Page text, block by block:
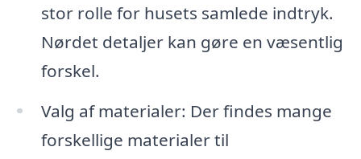
stor rolle for husets samlede indtryk.
Nørdet detaljer kan gøre en væsentlig
forskel.
Valg af materialer: Der findes mange
forskellige materialer til